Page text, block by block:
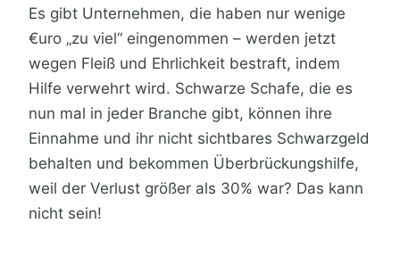
Es gibt Unternehmen, die haben nur wenige
€uro „zu viel“ eingenommen – werden jetzt
wegen Fleiß und Ehrlichkeit bestraft, indem
Hilfe verwehrt wird. Schwarze Schafe, die es
nun mal in jeder Branche gibt, können ihre
Einnahme und ihr nicht sichtbares Schwarzgeld
behalten und bekommen Überbrückungshilfe,
weil der Verlust größer als 30% war? Das kann
nicht sein!